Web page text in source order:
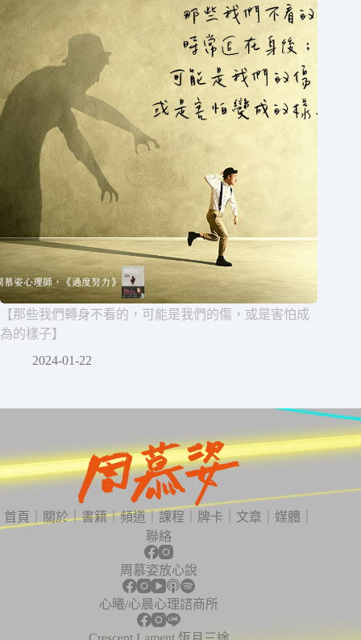
【那些我們轉身不看的，可能是我們的傷，或是害怕成
為的樣子】
2024-01-22
首頁 關於｜書籍｜頻道｜課程 牌卡 文章 ｜媒體
聯絡
周慕姿放心說
心曦/心晨心理諮商所